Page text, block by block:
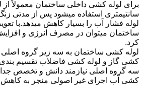
سانتیمتری استفاده میشود پس از مدتی
لوله فشار آب را بسیار کاهش میدهد.با
ساختمان میتوان در مصرف انرژی و
کرد.
لوله کشی ساختمان به سه زیر گروه
کشی گاز و لوله کشی فاضلاب تقسیم بندی
سه گروه اصلی نیازمند دانش و تخصص
کشی آب اجرای غیر اصولی منجر به کاهش